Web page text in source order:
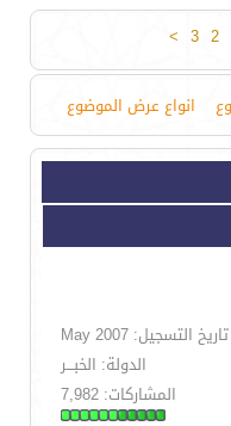
2
3
>
انواع عرض الموضوع
تاريخ التسجيل: May 2007
الدولة: الخبـــر
المشاركات: 7,982